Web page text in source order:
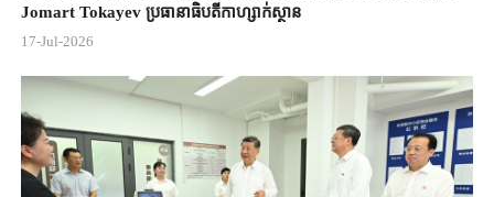
Jomart ​Tokayev ​ប្រធានាធិបតី​កាហ្សាក់ស្ថាន​
17-Jul-2026